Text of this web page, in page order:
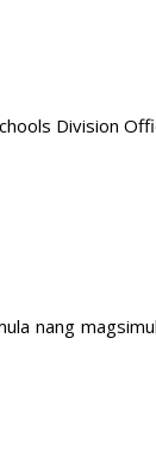
Division
nang